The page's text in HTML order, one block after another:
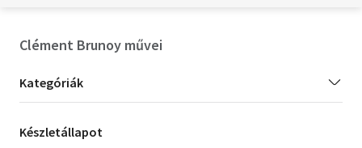
Hobbi, szabadidő
Clément Brunoy művei
Kategória
szűrés
Kategóriák
Készletállapot
Készletállapot